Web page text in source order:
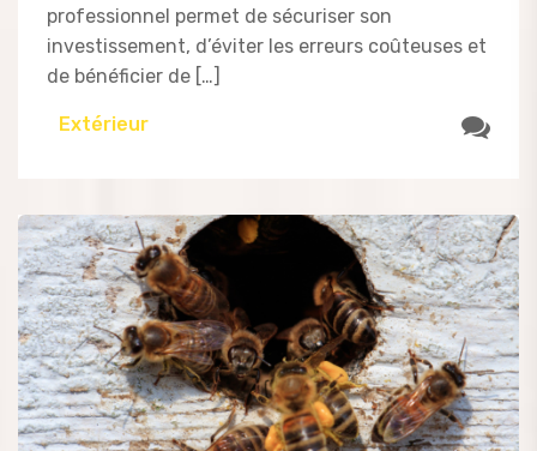
professionnel permet de sécuriser son
investissement, d’éviter les erreurs coûteuses et
de bénéficier de […]
Extérieur